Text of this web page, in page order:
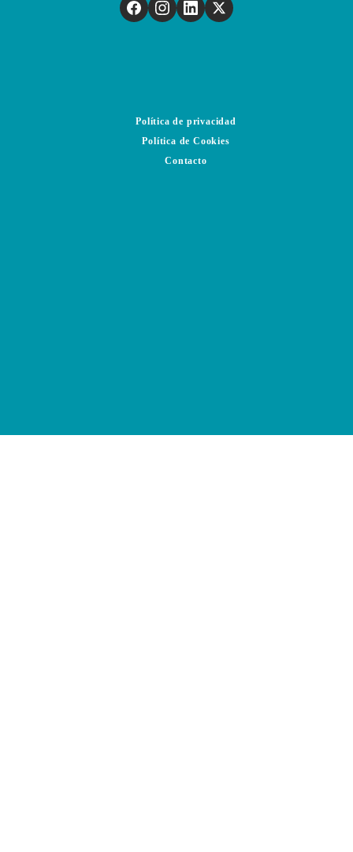
Política de privacidad
Política de Cookies
Contacto